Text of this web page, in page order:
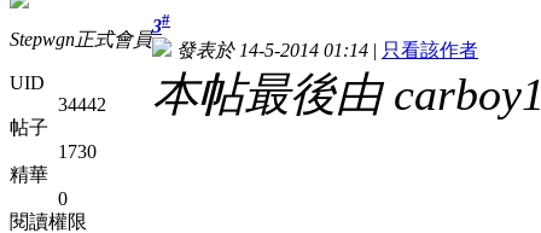
Stepwgn正式會員
UID
34442
帖子
1730
精華
0
閱讀權限
3#
發表於 14-5-2014 01:14 | 只看該作者
本帖最後由